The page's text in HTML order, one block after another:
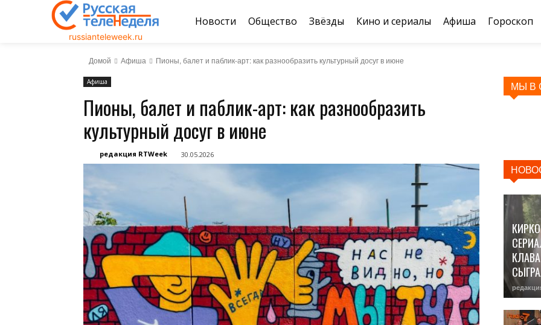
russianteleweek.ru
Новости Общество Звёзды Кино и сериалы Афиша Гороскоп
Домой Афиша Пионы, балет и паблик-арт: как разнообразить культурный досуг в июне
Афиша
Пионы, балет и паблик-арт: как разнообразить
культурный досуг в июне
редакция RTWeek 30.05.2026
МЫ В